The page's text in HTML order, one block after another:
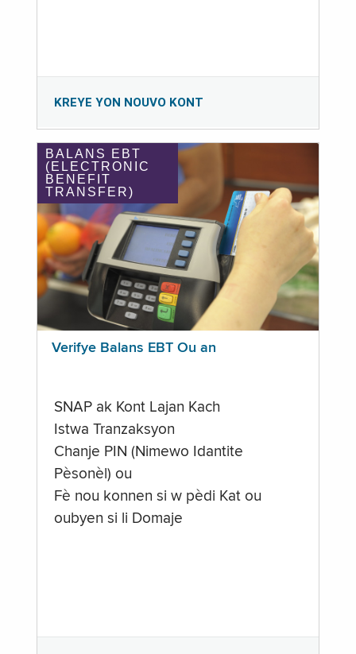
KREYE YON NOUVO KONT
BALANS EBT
(ELECTRONIC
BENEFIT
TRANSFER)
Verifye Balans EBT Ou an
SNAP ak Kont Lajan Kach
Istwa Tranzaksyon
Chanje PIN (Nimewo Idantite
Pèsonèl) ou
Fè nou konnen si w pèdi Kat ou
oubyen si li Domaje